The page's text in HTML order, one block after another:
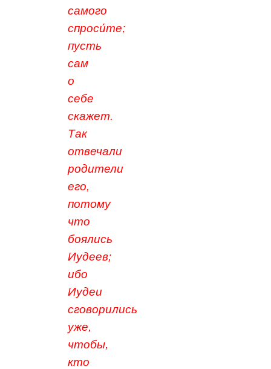
самого
спроси́те;
пусть
сам
о
себе
скажет.
Так
отвечали
родители
его,
потому
что
боялись
Иудеев;
ибо
Иудеи
сговорились
уже,
чтобы,
кто